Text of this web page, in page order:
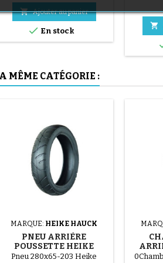
en acier ( gris ) Le montage du
pneu se fait sans outils et
uniquement à la main, cela
évite de percer la chambre à
 Ajouter au panier
 En stock

MÊME CATÉGORIE :
MARQUE: HEIKE HAUCK
PNEU ARRIÈRE
POUSSETTE HEIKE
HAUCK LIMONE ET
Pneu 280x65-203 Heike